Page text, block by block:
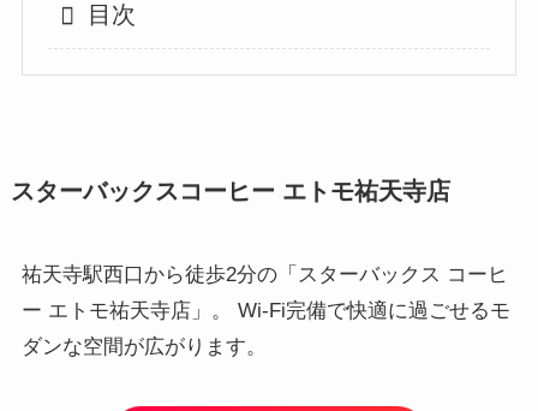
目次
スターバックスコーヒー エトモ祐天寺店
祐天寺駅西口から徒歩2分の「スターバックス コーヒ
ー エトモ祐天寺店」。 Wi-Fi完備で快適に過ごせるモ
ダンな空間が広がります。